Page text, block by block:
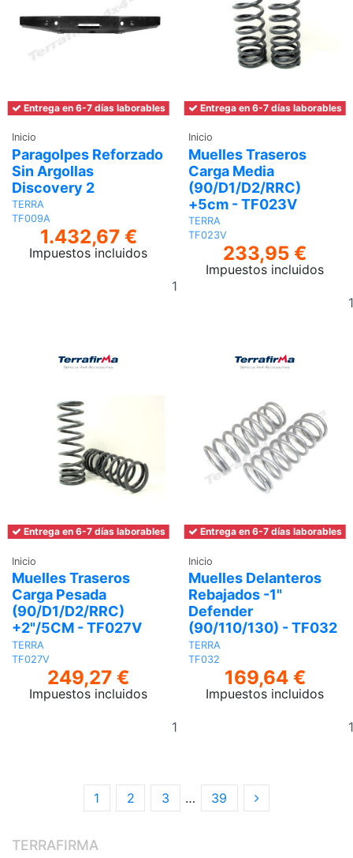
Entrega en 6-7 días laborables
Inicio
Paragolpes Reforzado
Sin Argollas
Discovery 2
TERRA
TF009A
1.432,67 €
Impuestos incluidos
Añadir
Entrega en 6-7 días laborables
Inicio
Muelles Traseros
Carga Media
(90/D1/D2/RRC)
+5cm - TF023V
TERRA
TF023V
233,95 €
Impuestos incluidos
Entrega en 6-7 días laborables
Inicio
Muelles Traseros
Carga Pesada
(90/D1/D2/RRC)
+2"/5CM - TF027V
TERRA
TF027V
249,27 €
Impuestos incluidos
Entrega en 6-7 días laborables
Inicio
Muelles Delanteros
Rebajados -1"
Defender
(90/110/130) - TF032
TERRA
TF032
169,64 €
Impuestos incluidos
1 2 3 … 39
TERRAFIRMA